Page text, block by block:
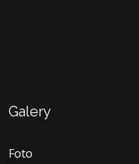
Galery
Foto